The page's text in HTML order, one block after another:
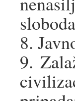
8.
9.